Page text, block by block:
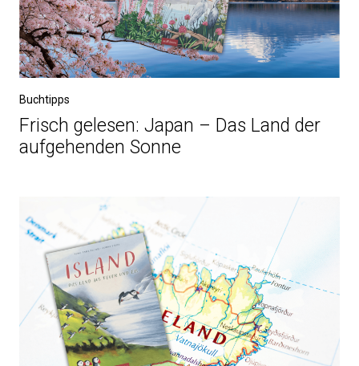
Buchtipps
Frisch gelesen: Japan – Das Land der
aufgehenden Sonne